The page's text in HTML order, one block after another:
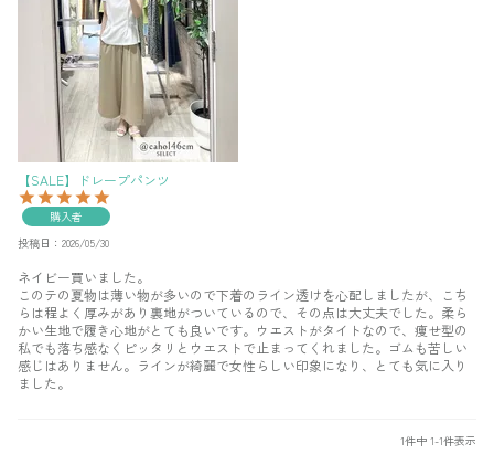
【SALE】ドレープパンツ
購入者
投稿日
2026/05/30
ネイビー買いました。
このテの夏物は薄い物が多いので下着のライン透けを心配しましたが、こち
らは程よく厚みがあり裏地がついているので、その点は大丈夫でした。柔ら
かい生地で履き心地がとても良いです。ウエストがタイトなので、痩せ型の
私でも落ち感なくピッタリとウエストで止まってくれました。ゴムも苦しい
感じはありません。ラインが綺麗で女性らしい印象になり、とても気に入り
ました。
1件中 1-1件表示